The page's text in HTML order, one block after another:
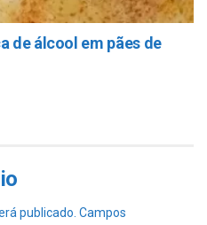
de álcool em pães de
publicado. Campos